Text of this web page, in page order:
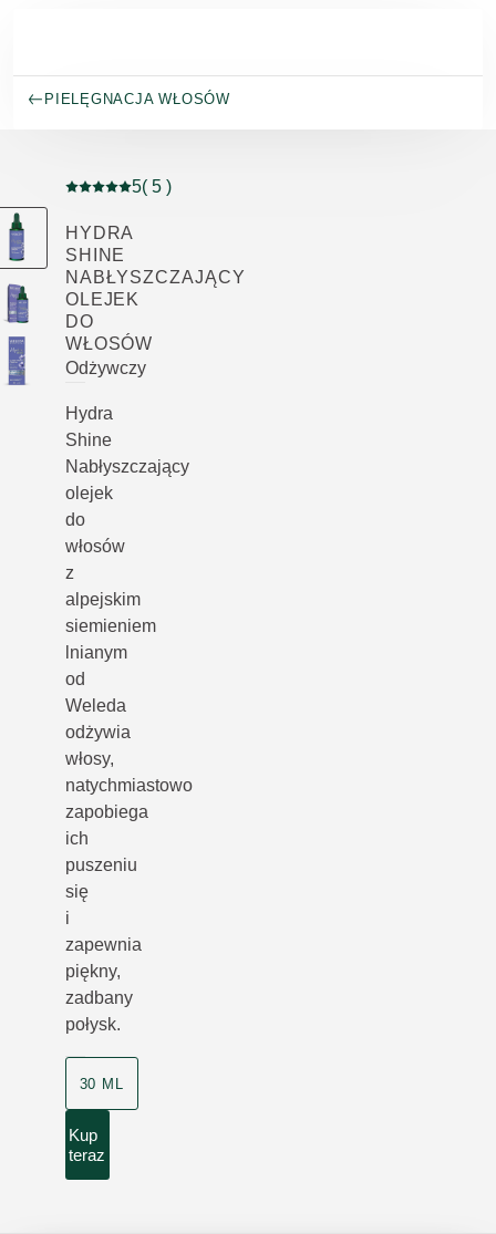
PIELĘGNACJA WŁOSÓW
Current rating: 5 out of 5 stars rated by 5 customers
5( 5 )
HYDRA
SHINE
NABŁYSZCZAJĄCY
OLEJEK
DO
WŁOSÓW
Odżywczy
Hydra
Shine
Nabłyszczający
olejek
do
włosów
z
alpejskim
siemieniem
lnianym
od
Weleda
odżywia
włosy,
natychmiastowo
zapobiega
ich
puszeniu
się
i
zapewnia
piękny,
zadbany
połysk.
30 ML
Kup
teraz